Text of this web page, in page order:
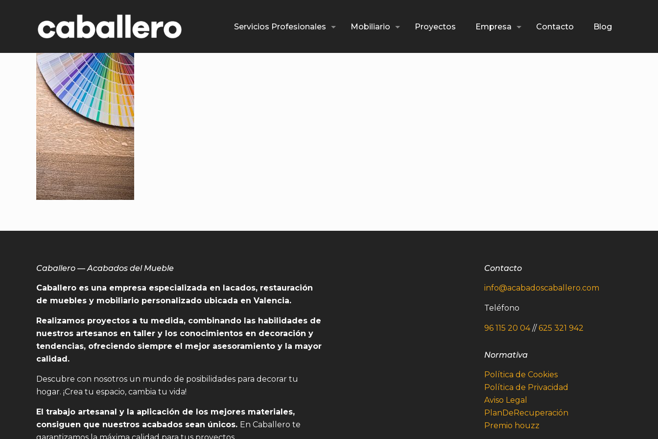
Servicios Profesionales Mobiliario Proyectos Empresa Contacto Blog
Caballero — Acabados del Mueble
Caballero es una empresa especializada en lacados, restauración
de muebles y mobiliario personalizado ubicada en Valencia.
Realizamos proyectos a tu medida, combinando las habilidades de
nuestros artesanos en taller y los conocimientos en decoración y
tendencias, ofreciendo siempre el mejor asesoramiento y la mayor
calidad.
Descubre con nosotros un mundo de posibilidades para decorar tu
hogar. ¡Crea tu espacio, cambia tu vida!
El trabajo artesanal y la aplicación de los mejores materiales,
consiguen que nuestros acabados sean únicos. En Caballero te
Contacto
info@acabadoscaballero.com
Teléfono
96 115 20 04//625 321 942
Normativa
Política de Cookies
Política de Privacidad
Aviso Legal
PlanDeRecuperación
Premio houzz